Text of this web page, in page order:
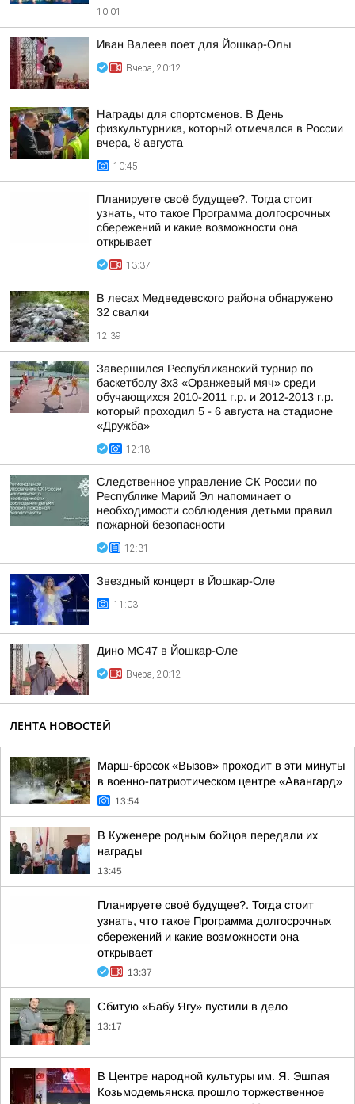
10:01
Иван Валеев поет для Йошкар-Олы
Вчера, 20:12
Награды для спортсменов. В День
физкультурника, который отмечался в России
вчера, 8 августа
10:45
Планируете своё будущее?. Тогда стоит
узнать, что такое Программа долгосрочных
сбережений и какие возможности она
открывает
13:37
В лесах Медведевского района обнаружено
32 свалки
12:39
Завершился Республиканский турнир по
баскетболу 3х3 «Оранжевый мяч» среди
обучающихся 2010-2011 г.р. и 2012-2013 г.р.
который проходил 5 - 6 августа на стадионе
«Дружба»
12:18
Следственное управление СК России по
Республике Марий Эл напоминает о
необходимости соблюдения детьми правил
пожарной безопасности
12:31
Звездный концерт в Йошкар-Оле
11:03
Дино МС47 в Йошкар-Оле
Вчера, 20:12
ЛЕНТА НОВОСТЕЙ
Марш-бросок «Вызов» проходит в эти минуты
в военно-патриотическом центре «Авангард»
13:54
В Куженере родным бойцов передали их
награды
13:45
Планируете своё будущее?. Тогда стоит
узнать, что такое Программа долгосрочных
сбережений и какие возможности она
открывает
13:37
Сбитую «Бабу Ягу» пустили в дело
13:17
В Центре народной культуры им. Я. Эшпая
Козьмодемьянска прошло торжественное